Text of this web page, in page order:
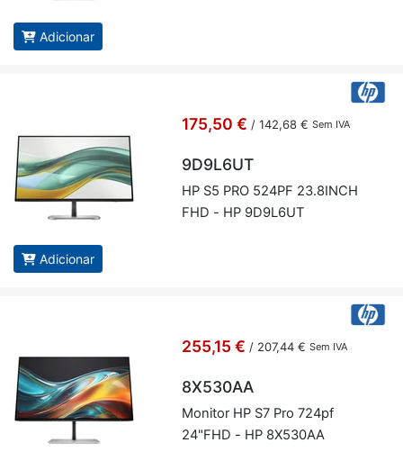
Adicionar
175,50 € / 142,68 € Sem IVA
9D9L6UT
HP S5 PRO 524PF 23.8INCH
FHD - HP 9D9L6UT
Adicionar
255,15 € / 207,44 € Sem IVA
8X530AA
Mo­nitor HP S7 Pro 724pf
24"FHD - HP 8X530AA